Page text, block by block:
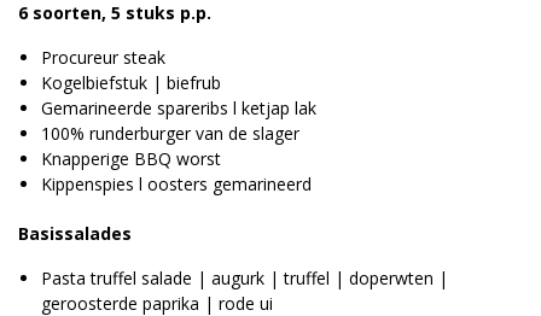
6 soorten, 5 stuks p.p.
Procureur steak
Kogelbiefstuk | biefrub
Gemarineerde spareribs l ketjap lak
100% runderburger van de slager
Knapperige BBQ worst
Kippenspies l oosters gemarineerd
Basissalades
Pasta truffel salade | augurk | truffel | doperwten |
geroosterde paprika | rode ui